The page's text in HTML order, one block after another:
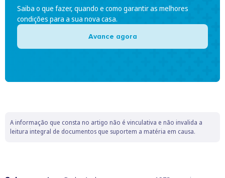
Saiba o que fazer, quando e como garantir as melhores
condições para a sua nova casa.
Avance agora
A informação que consta no artigo não é vinculativa e não invalida a
leitura integral de documentos que suportem a matéria em causa.